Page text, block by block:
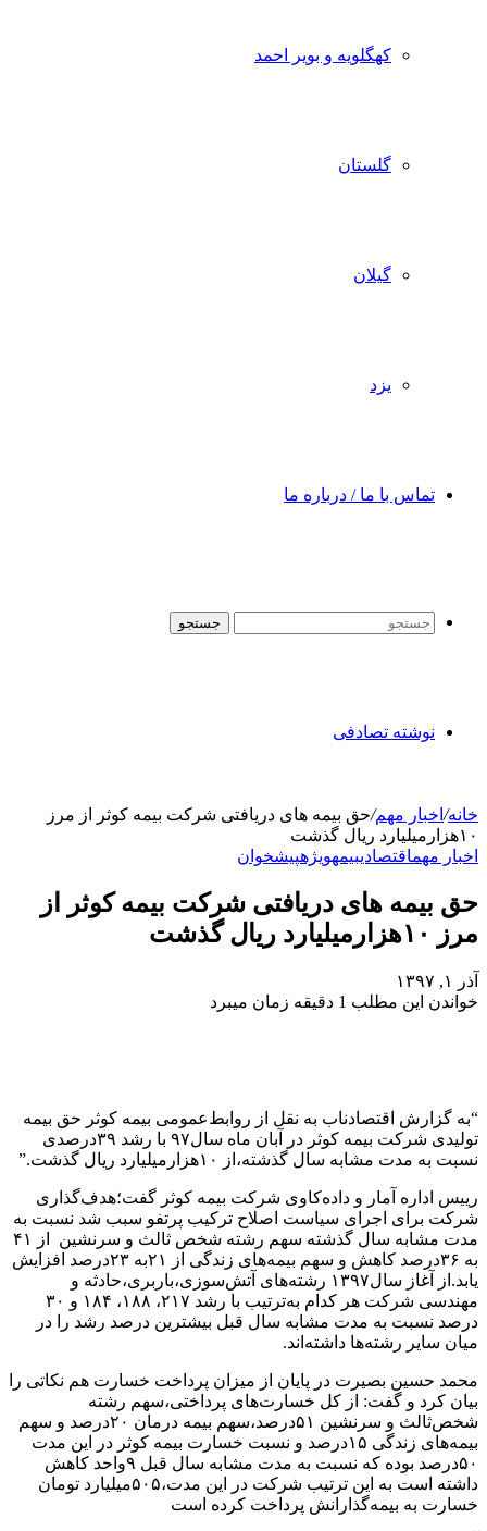
کهگلویه و بویر احمد
گلستان
گیلان
یزد
تماس با ما / درباره ما
جستجو
نوشته تصادفی
خانه/ اخبار مهم/حق بیمه های دریافتی شرکت بیمه کوثر از مرز
۱۰هزارمیلیارد ریال گذشت
اخبار مهماقتصادیبیمهویژهپیشخوان
حق بیمه های دریافتی شرکت بیمه کوثر از
مرز ۱۰هزارمیلیارد ریال گذشت
آذر ۱, ۱۳۹۷
خواندن این مطلب 1 دقیقه زمان میبرد
“به گزارش اقتصادناب به نقل از روابط‌عمومی بیمه کوثر حق ‌بیمه
تولیدی شرکت بیمه ‌کوثر در آبان ماه سال۹۷ با رشد ۳۹درصدی
نسبت به مدت مشابه سال گذشته،از ۱۰هزارمیلیارد ریال گذشت.”
رییس اداره آمار و داده­‌کاوی شرکت بیمه کوثر گفت؛هدف‌گذاری
شرکت برای اجرای سیاست اصلاح ترکیب پرتفو سبب شد نسبت به
مدت مشابه سال گذشته سهم رشته شخص ثالث و سرنشین از ۴۱
به ۳۶درصد کاهش و سهم بیمه‌‌های زندگی از ۲۱به ۲۳درصد افزایش
یابد.از آغاز سال۱۳۹۷ رشته‌‌های آتش‌‌سوزی،باربری،حادثه و
مهندسی شرکت هر کدام ‌به‌‌ترتیب با رشد ۲۱۷، ۱۸۸، ۱۸۴ و ۳۰
درصد نسبت ‌به مدت مشابه سال قبل بیشترین درصد رشد را در
میان سایر رشته‌‌ها داشته­‌اند.
محمد حسین بصیرت در پایان از میزان پرداخت خسارت هم نکاتی را
بیان کرد و گفت: از کل خسارت‌های پرداختی،سهم رشته
شخص‌‌‌ثالث و سرنشین ۵۱درصد،سهم بیمه درمان ۲۰درصد و سهم
بیمه‌‌های زندگی ۱۵درصد و نسبت خسارت بیمه‌ کوثر در این مدت
۵۰درصد بوده که نسبت به مدت مشابه سال قبل ۹واحد کاهش
داشته است به این ترتیب شرکت در این مدت،۵۰۵میلیارد تومان
خسارت به بیمه‌‌گذارانش پرداخت کرده است